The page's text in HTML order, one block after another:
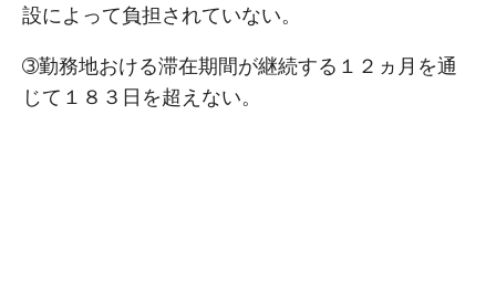
設によって負担されていない。
➂勤務地おける滞在期間が継続する１２ヵ⽉を通
じて１８３⽇を超えない。